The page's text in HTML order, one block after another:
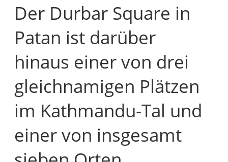
Der Durbar Square in
Patan ist darüber
hinaus einer von drei
gleichnamigen Plätzen
im Kathmandu-Tal und
einer von insgesamt